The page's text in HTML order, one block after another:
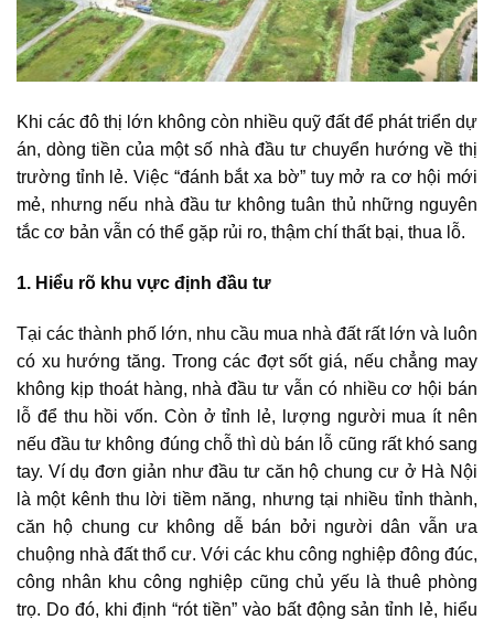
Khi các đô thị lớn không còn nhiều quỹ đất để phát triển dự
án, dòng tiền của một số nhà đầu tư chuyển hướng về thị
trường tỉnh lẻ. Việc “đánh bắt xa bờ” tuy mở ra cơ hội mới
mẻ, nhưng nếu nhà đầu tư không tuân thủ những nguyên
tắc cơ bản vẫn có thể gặp rủi ro, thậm chí thất bại, thua lỗ.
1. Hiểu rõ khu vực định đầu tư
Tại các thành phố lớn, nhu cầu mua nhà đất rất lớn và luôn
có xu hướng tăng. Trong các đợt sốt giá, nếu chẳng may
không kịp thoát hàng, nhà đầu tư vẫn có nhiều cơ hội bán
lỗ để thu hồi vốn. Còn ở tỉnh lẻ, lượng người mua ít nên
nếu đầu tư không đúng chỗ thì dù bán lỗ cũng rất khó sang
tay. Ví dụ đơn giản như đầu tư căn hộ chung cư ở Hà Nội
là một kênh thu lời tiềm năng, nhưng tại nhiều tỉnh thành,
căn hộ chung cư không dễ bán bởi người dân vẫn ưa
chuộng nhà đất thổ cư. Với các khu công nghiệp đông đúc,
công nhân khu công nghiệp cũng chủ yếu là thuê phòng
trọ. Do đó, khi định “rót tiền” vào bất động sản tỉnh lẻ, hiểu